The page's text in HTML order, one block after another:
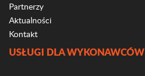
Partnerzy
Aktualności
Kontakt
USŁUGI DLA WYKONAWCÓW